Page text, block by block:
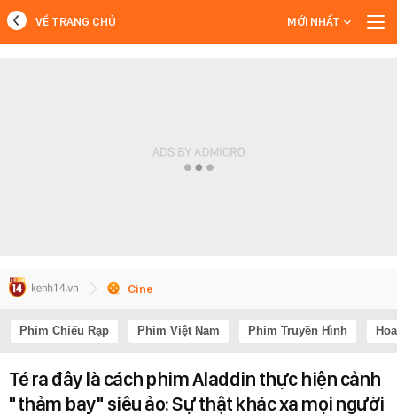
VỀ TRANG CHỦ MỚI NHẤT
Cine
Phim Chiếu Rạp Phim Việt Nam Phim Truyền Hình
Té ra đây là cách phim Aladdin thực hiện cảnh
"thảm bay" siêu ảo: Sự thật khác xa mọi người